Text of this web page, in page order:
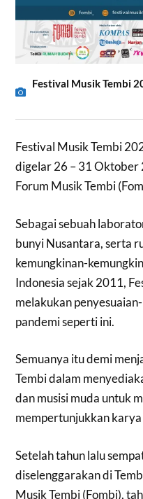
Festival Musik Tembi
Festival Musik Tembi
digelar 26 – 31 Oktober
Forum Musik Tembi
Sebagai sebuah
bunyi Nusantara, serta
kemungkinan-
Indonesia sejak 2011,
melakukan
pandemi seperti ini.
Semuanya itu demi
Tembi dalam
dan musisi muda untuk
mempertunjukkan
Setelah tahun lalu
diselenggarakan di
Musik Tembi (Fombi),